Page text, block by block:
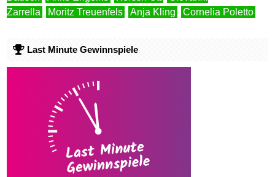
Zarrella
Moritz Treuenfels Anja Kling Cornelia Poletto
Last Minute Gewinnspiele